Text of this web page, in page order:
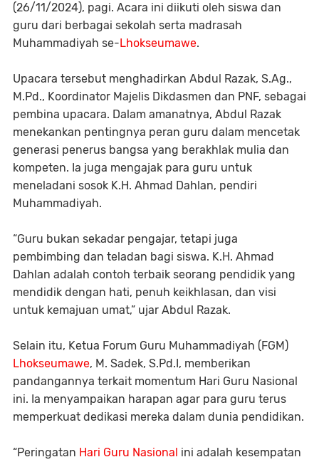
(26/11/2024), pagi. Acara ini diikuti oleh siswa dan
guru dari berbagai sekolah serta madrasah
Muhammadiyah se-Lhokseumawe.
Upacara tersebut menghadirkan Abdul Razak, S.Ag.,
M.Pd., Koordinator Majelis Dikdasmen dan PNF, sebagai
pembina upacara. Dalam amanatnya, Abdul Razak
menekankan pentingnya peran guru dalam mencetak
generasi penerus bangsa yang berakhlak mulia dan
kompeten. Ia juga mengajak para guru untuk
meneladani sosok K.H. Ahmad Dahlan, pendiri
Muhammadiyah.
“Guru bukan sekadar pengajar, tetapi juga
pembimbing dan teladan bagi siswa. K.H. Ahmad
Dahlan adalah contoh terbaik seorang pendidik yang
mendidik dengan hati, penuh keikhlasan, dan visi
untuk kemajuan umat,” ujar Abdul Razak.
Selain itu, Ketua Forum Guru Muhammadiyah (FGM)
Lhokseumawe, M. Sadek, S.Pd.I, memberikan
pandangannya terkait momentum Hari Guru Nasional
ini. Ia menyampaikan harapan agar para guru terus
memperkuat dedikasi mereka dalam dunia pendidikan.
“Peringatan Hari Guru Nasional ini adalah kesempatan